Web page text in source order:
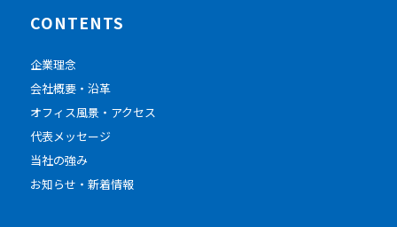
CONTENTS
企業理念
会社概要・沿革
オフィス風景・アクセス
代表メッセージ
当社の強み
お知らせ・新着情報